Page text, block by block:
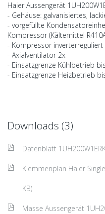
Haier Aussengerät
- Gehäuse: galvanisiertes,
- vorgefüllte
Kompressor (Kältemittel
- Kompressor inverterreguliert
- Axialventilator 2x
- Einsatzgrenze Kühlbetrieb
- Einsatzgrenze Heizbetrieb
Downloads (3)
Datenblatt
Klemmenplan Haier
KB)
Masse Aussengerät